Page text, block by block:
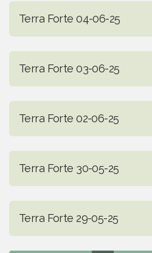
Terra Forte 04-06-25
Terra Forte 03-06-25
Terra Forte 02-06-25
Terra Forte 30-05-25
Terra Forte 29-05-25